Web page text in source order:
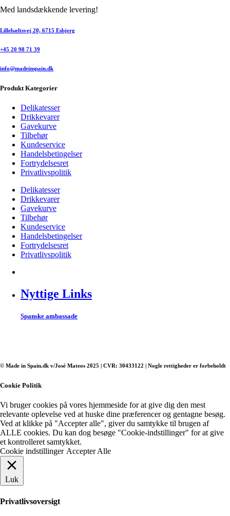
Med landsdækkende levering!
Lillebæltsvej 20, 6715 Esbjerg
+45 20 98 71 39
info@madeinspain.dk
Produkt Kategorier
Delikatesser
Drikkevarer
Gavekurve
Tilbehør
Kundeservice
Handelsbetingelser
Fortrydelsesret
Privatlivspolitik
Delikatesser
Drikkevarer
Gavekurve
Tilbehør
Kundeservice
Handelsbetingelser
Fortrydelsesret
Privatlivspolitik
Nyttige Links
Spanske ambassade
© Made in Spain.dk v/José Mateos 2025 | CVR: 30433122 | Nogle rettigheder er forbeholdt
Cookie Politik
Vi bruger cookies på vores hjemmeside for at give dig den mest
relevante oplevelse ved at huske dine præferencer og gentagne besøg.
Ved at klikke på "Accepter alle", giver du samtykke til brugen af ​​
ALLE cookies. Du kan dog besøge "Cookie-indstillinger" for at give
et kontrolleret samtykket.
Cookie indstillinger Accepter Alle
Luk
Privatlivsoversigt